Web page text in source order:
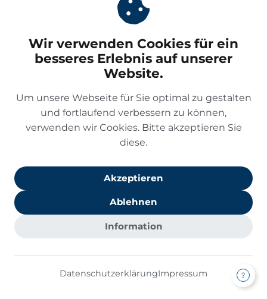
Telefonnummer *
Ihre Nachricht *
Ich bin damit einverstanden, dass die
telefonisch oder per E-Mail kontaktiert. Ich
Kenntnis genommen.*
Wir verwenden Cookies für ein
besseres Erlebnis auf unserer
Website.
Um unsere Webseite für Sie optimal zu gestalten
und fortlaufend verbessern zu können,
verwenden wir Cookies. Bitte akzeptieren Sie
diese.
Akzeptieren
Ablehnen
Information
DatenschutzerklärungImpressum